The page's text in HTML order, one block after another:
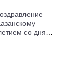
со дня